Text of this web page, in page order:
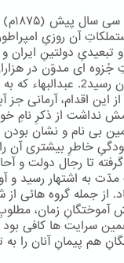
این
زندانی و تبعیدیِ دولتینِ
جُزوه ای مدوّن در
هندوستان به ایران رسید2.
این اقدام، آرمانی جز
نداشت از ذکرِ نامِ
بی نام و نشان بودن
خاطرِ بیشتری آن
گرفته تا رجال دولت و
به اشتهار رسید و
از جمله گروه هائی از
آموختگانِ زمان،
سرایت ها کافی بود
هم پیمانِ آنان را به